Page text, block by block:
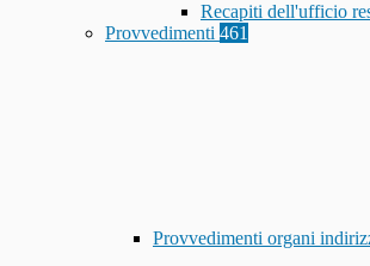
Recapiti dell'ufficio
Provvedimenti 461
Provvedimenti organi